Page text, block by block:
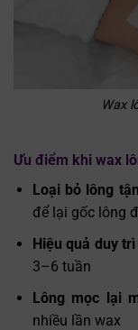
Wax
Ưu điểm khi wax
Loại bỏ lông
để lại gốc lông
Hiệu quả duy
3–6 tuần
Lông mọc lại
nhiều lần wax